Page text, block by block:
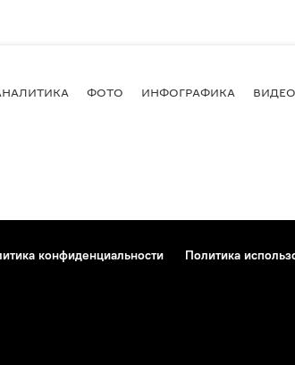
ФОТО ИНФОГРАФИКА ВИДЕО
конфиденциальности
Политика